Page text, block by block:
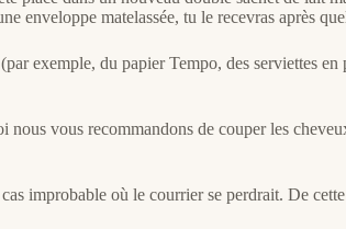
enveloppe matelassée, tu le recevras après
exemple, du papier Tempo, des serviettes
vous recommandons de couper les
improbable où le courrier se perdrait. De